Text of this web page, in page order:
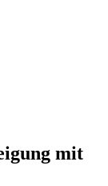
mit